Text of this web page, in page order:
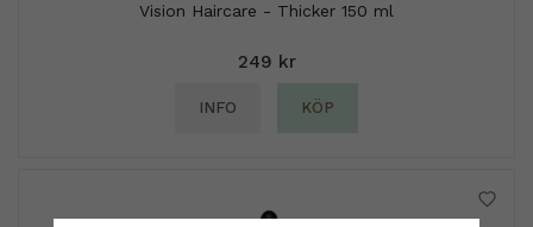
Vision Haircare - Thicker 150 ml
249 kr
INFO KÖP